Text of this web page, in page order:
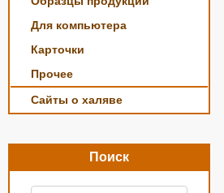
Для компьютера
Карточки
Прочее
Сайты о халяве
Поиск